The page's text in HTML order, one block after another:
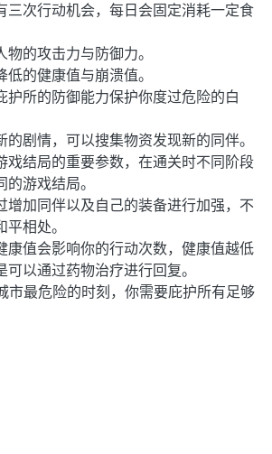
三次行动机会，每日会固定消耗一定食
物的攻击力与防御力。
低的健康值与崩溃值。
护所的防御能力保护你度过危险的白
的剧情，可以搜集物资发现新的同伴。
戏结局的重要参数，在通关时不同阶段
游戏结局。
增加同伴以及自己的装备进行加强，不
相处。
康值会影响你的行动次数，健康值越低
以通过药物治疗进行回复。
最危险的时刻，你需要庇护所有足够